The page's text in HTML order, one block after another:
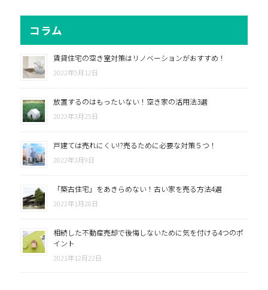
コラム
賃貸住宅の空き室対策はリノベーションがおすすめ！
2022年5月12日
放置するのはもったいない！空き家の活用法3選
2022年3月25日
戸建ては売れにくい!?売るために必要な対策５つ！
2022年3月9日
「築古住宅」をあきらめない！古い家を売る方法4選
2022年1月28日
相続した不動産売却で後悔しないために気を付ける4つのポ
イント
2021年12月22日